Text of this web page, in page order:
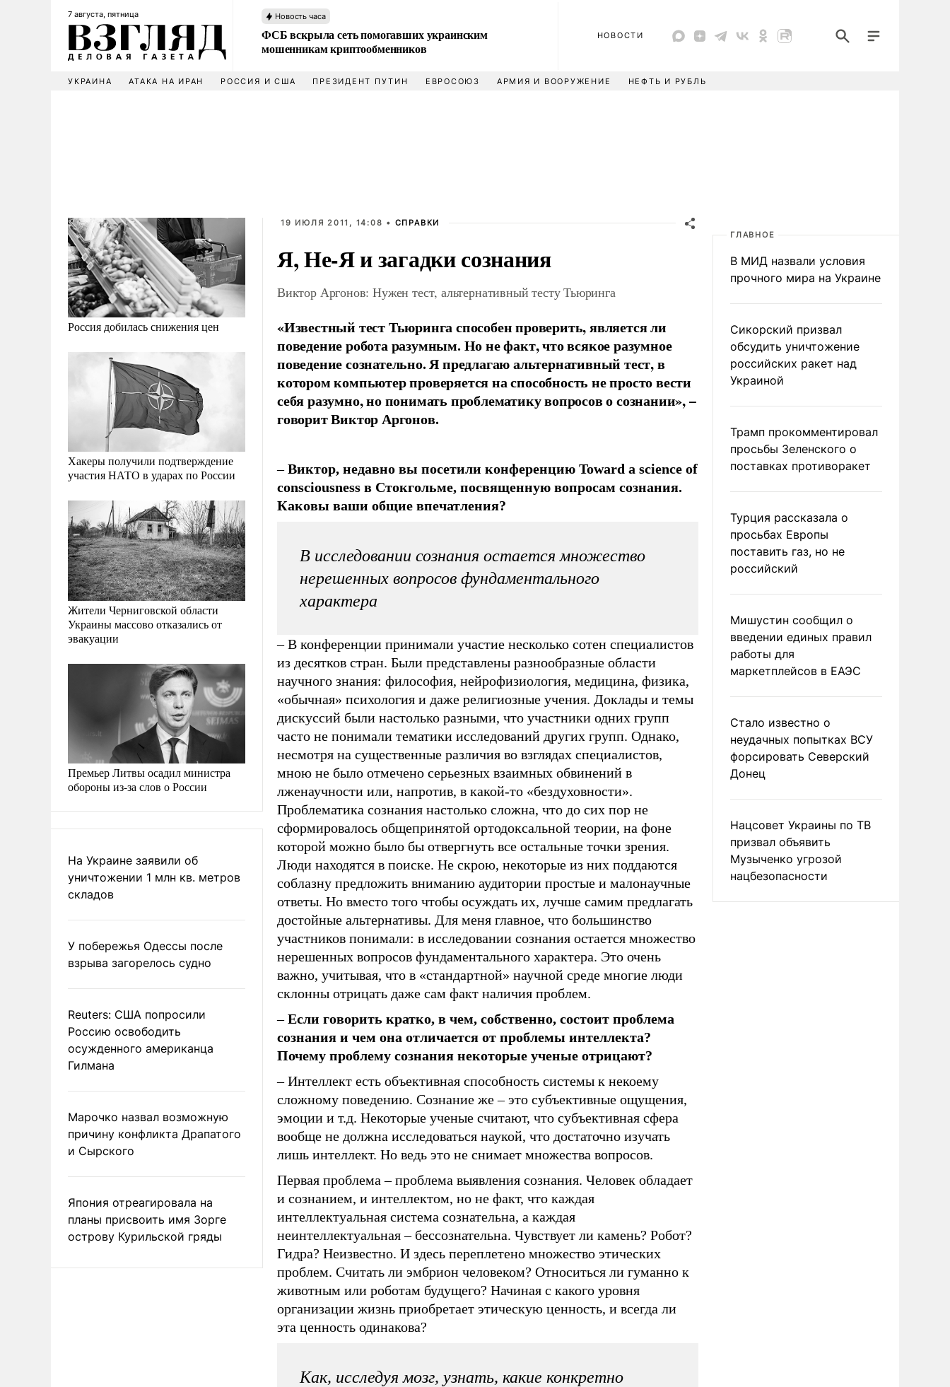
7 августа, пятница Новость часа
ФСБ вскрыла сеть помогавших украинским
мошенникам криптообменников
НОВОСТИ
УКРАИНА АТАКА НА ИРАН РОССИЯ И США ПРЕЗИДЕНТ ПУТИН ЕВРОСОЮЗ АРМИЯ И ВООРУЖЕНИЕ НЕФТЬ И РУБЛЬ
Россия добилась снижения цен
Хакеры получили подтверждение
участия НАТО в ударах по России
Жители Черниговской области
Украины массово отказались от
эвакуации
Премьер Литвы осадил министра
обороны из-за слов о России
На Украине заявили об
уничтожении 1 млн кв. метров
складов
У побережья Одессы после
взрыва загорелось судно
Reuters: США попросили
Россию освободить
осужденного американца
Гилмана
Марочко назвал возможную
причину конфликта Драпатого
и Сырского
Япония отреагировала на
планы присвоить имя Зорге
острову Курильской гряды
19 ИЮЛЯ 2011, 14:08 • СПРАВКИ
Я, Не-Я и загадки сознания
Виктор Аргонов: Нужен тест, альтернативный тесту Тьюринга
«Известный тест Тьюринга способен проверить, является ли
поведение робота разумным. Но не факт, что всякое разумное
поведение сознательно. Я предлагаю альтернативный тест, в
котором компьютер проверяется на способность не просто вести
себя разумно, но понимать проблематику вопросов о сознании», –
говорит Виктор Аргонов.
–Виктор, недавно вы посетили конференцию Toward a science of
consciousness в Стокгольме, посвященную вопросам сознания.
Каковы ваши общие впечатления?
В исследовании сознания остается множество
нерешенных вопросов фундаментального
характера
– В конференции принимали участие несколько сотен специалистов
из десятков стран. Были представлены разнообразные области
научного знания: философия, нейрофизиология, медицина, физика,
«обычная» психология и даже религиозные учения. Доклады и темы
дискуссий были настолько разными, что участники одних групп
часто не понимали тематики исследований других групп. Однако,
несмотря на существенные различия во взглядах специалистов,
мною не было отмечено серьезных взаимных обвинений в
лженаучности или, напротив, в какой-то «бездуховности».
Проблематика сознания настолько сложна, что до сих пор не
сформировалось общепринятой ортодоксальной теории, на фоне
которой можно было бы отвергнуть все остальные точки зрения.
Люди находятся в поиске. Не скрою, некоторые из них поддаются
соблазну предложить вниманию аудитории простые и малонаучные
ответы. Но вместо того чтобы осуждать их, лучше самим предлагать
достойные альтернативы. Для меня главное, что большинство
участников понимали: в исследовании сознания остается множество
нерешенных вопросов фундаментального характера. Это очень
важно, учитывая, что в «стандартной» научной среде многие люди
склонны отрицать даже сам факт наличия проблем.
–Если говорить кратко, в чем, собственно, состоит проблема
сознания и чем она отличается от проблемы интеллекта?
Почему проблему сознания некоторые ученые отрицают?
– Интеллект есть объективная способность системы к некоему
сложному поведению. Сознание же – это субъективные ощущения,
эмоции и т.д. Некоторые ученые считают, что субъективная сфера
вообще не должна исследоваться наукой, что достаточно изучать
лишь интеллект. Но ведь это не снимает множества вопросов.
Первая проблема – проблема выявления сознания. Человек обладает
и сознанием, и интеллектом, но не факт, что каждая
интеллектуальная система сознательна, а каждая
неинтеллектуальная – бессознательна. Чувствует ли камень? Робот?
Гидра? Неизвестно. И здесь переплетено множество этических
проблем. Считать ли эмбрион человеком? Относиться ли гуманно к
животным или роботам будущего? Начиная с какого уровня
организации жизнь приобретает этическую ценность, и всегда ли
эта ценность одинакова?
Как, исследуя мозг, узнать, какие конкретно
ГЛАВНОЕ
В МИД назвали условия
прочного мира на Украине
Сикорский призвал
обсудить уничтожение
российских ракет над
Украиной
Трамп прокомментировал
просьбы Зеленского о
поставках противоракет
Турция рассказала о
просьбах Европы
поставить газ, но не
российский
Мишустин сообщил о
введении единых правил
работы для
маркетплейсов в ЕАЭС
Стало известно о
неудачных попытках ВСУ
форсировать Северский
Донец
Нацсовет Украины по ТВ
призвал объявить
Музыченко угрозой
нацбезопасности